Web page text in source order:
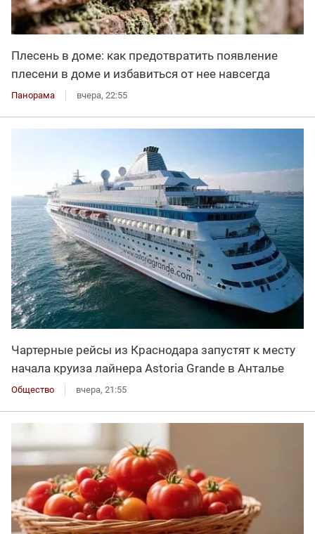
Плесень в доме: как предотвратить появление
плесени в доме и избавиться от нее навсегда
Панорама вчера, 22:55
Чартерные рейсы из Краснодара запустят к месту
начала круиза лайнера Astoria Grande в Анталье
Общество вчера, 21:55